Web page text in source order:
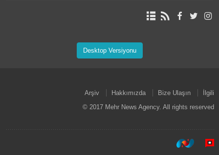
Desktop Versiyonu
Arşiv Hakkımızda Bize Ulaşın
İlgili
© 2017 Mehr News Agency. All rights reserved